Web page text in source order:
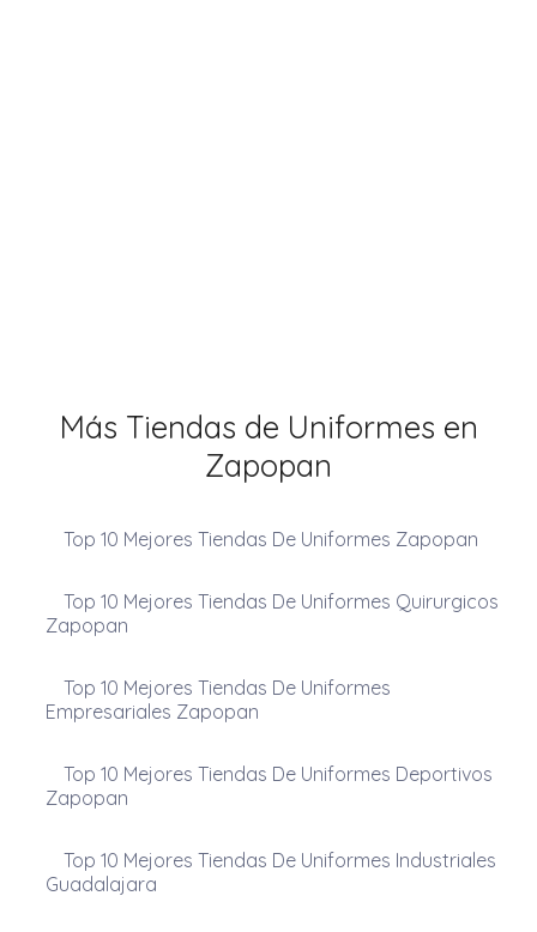
Más Tiendas de Uniformes en
Zapopan
Top 10 Mejores Tiendas De Uniformes Zapopan
Top 10 Mejores Tiendas De Uniformes Quirurgicos
Zapopan
Top 10 Mejores Tiendas De Uniformes
Empresariales Zapopan
Top 10 Mejores Tiendas De Uniformes Deportivos
Zapopan
Top 10 Mejores Tiendas De Uniformes Industriales
Guadalajara